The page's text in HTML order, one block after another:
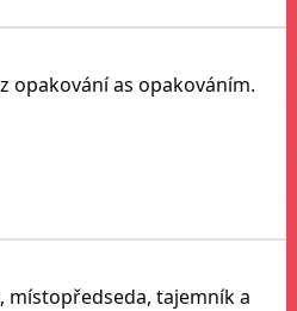
elementární množiny. V k-
opakování as opakováním.
místopředseda, tajemník a